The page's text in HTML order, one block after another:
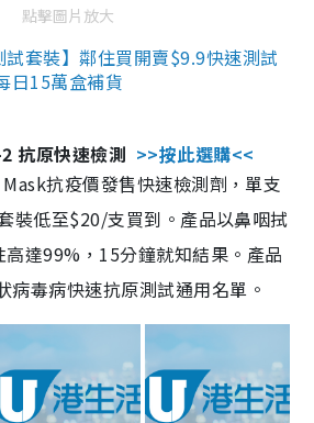
點擊圖片放大
套裝】鄰住買開賣$9.9快速測試
日15萬盒補貨
抗原快速檢測 >>按此選購<<
抗疫價發售快速檢測劑，單支
裝低至$20/支買到。產品以鼻咽拭
達99%，15分鐘就知結果。產品
病毒病快速抗原測試通用名單。